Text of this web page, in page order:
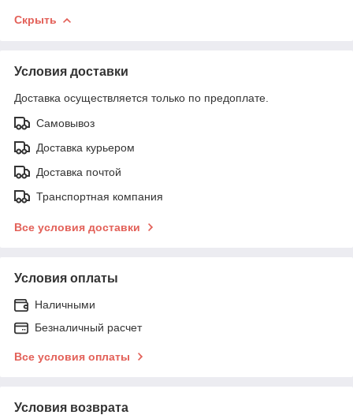
Скрыть
Условия доставки
Доставка осуществляется только по предоплате.
Самовывоз
Доставка курьером
Доставка почтой
Транспортная компания
Все условия доставки
Условия оплаты
Наличными
Безналичный расчет
Все условия оплаты
Условия возврата